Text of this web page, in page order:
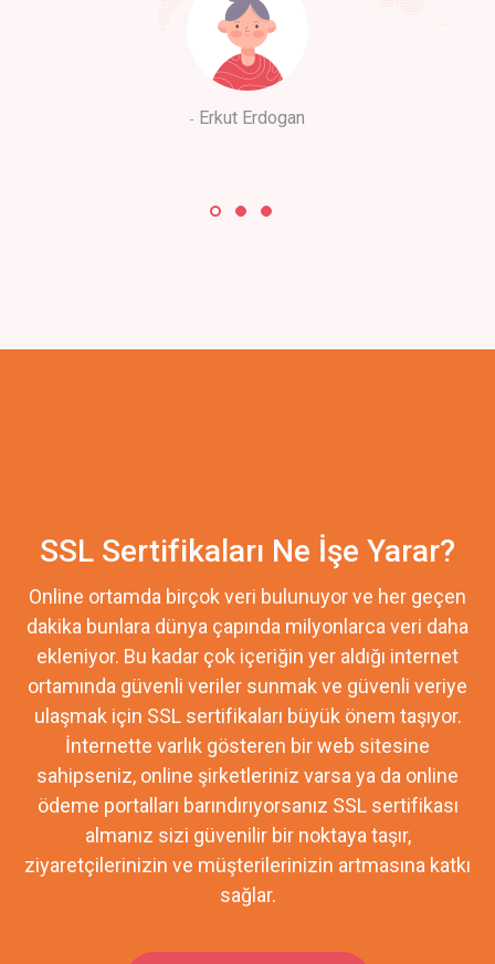
Erkut Erdogan
SSL Sertifikaları Ne İşe Yarar?
Online ortamda birçok veri bulunuyor ve her geçen
dakika bunlara dünya çapında milyonlarca veri daha
ekleniyor. Bu kadar çok içeriğin yer aldığı internet
ortamında güvenli veriler sunmak ve güvenli veriye
ulaşmak için SSL sertifikaları büyük önem taşıyor.
İnternette varlık gösteren bir web sitesine
sahipseniz, online şirketleriniz varsa ya da online
ödeme portalları barındırıyorsanız SSL sertifikası
almanız sizi güvenilir bir noktaya taşır,
ziyaretçilerinizin ve müşterilerinizin artmasına katkı
sağlar.